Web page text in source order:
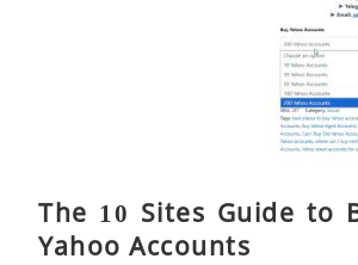
The 10 Sites Guide to
Yahoo Accounts